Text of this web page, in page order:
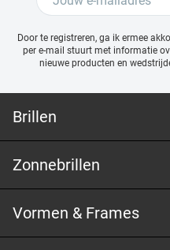
Door te registreren, ga ik ermee
per e-mail stuurt met informatie
nieuwe producten en
Brillen
Zonnebrillen
Vormen & Frames